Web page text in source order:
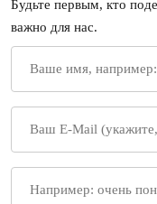
Будьте первым, кто
важно для нас.